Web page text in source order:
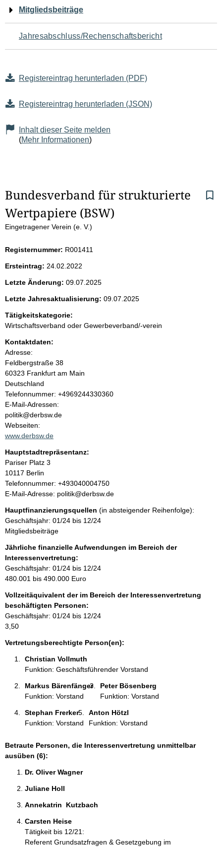
Mitgliedsbeiträge
Jahresabschluss/Rechenschaftsbericht
Registereintrag herunterladen (PDF)
Registereintrag herunterladen (JSON)
Inhalt dieser Seite melden
(Mehr Informationen)
S
e
t
e
n
i
n
h
a
l
t
Bundesverband für strukturierte
Wertpapiere (BSW)
Eingetragener Verein (e. V.)
Registernummer: R001411
Ersteintrag: 24.02.2022
Letzte Änderung: 09.07.2025
Letzte Jahresaktualisierung: 09.07.2025
Tätigkeitskategorie:
Wirtschaftsverband oder Gewerbeverband/-verein
Kontaktdaten:
Adresse:
Feldbergstraße 38
60323 Frankfurt am Main
Deutschland
K
o
n
t
a
t
i
n
o
r
m
a
i
o
n
e
n
:
Telefonnummer: +4969244330360
E-Mail-Adressen:
politik@derbsw.de
Webseiten:
www.derbsw.de
Hauptstadtrepräsentanz:
A
d
r
e
s
e
Pariser Platz 3
10117 Berlin
K
o
t
a
k
t
i
n
f
r
m
a
t
i
Telefonnummer: +493040004750
E-Mail-Adresse: politik@derbsw.de
Hauptfinanzierungsquellen (in absteigender Reihenfolge):
Geschäftsjahr: 01/24 bis 12/24
Mitgliedsbeiträge
Jährliche finanzielle Aufwendungen im Bereich der
Interessenvertretung:
Geschäftsjahr: 01/24 bis 12/24
480.001 bis 490.000 Euro
Vollzeitäquivalent der im Bereich der Interessenvertretung
beschäftigten Personen:
Geschäftsjahr: 01/24 bis 12/24
3,50
Vertretungsberechtigte Person(en):
Christian Vollmuth
Funktion: Geschäftsführender Vorstand
Markus Bärenfänger
Funktion: Vorstand
Peter Bösenberg
Funktion: Vorstand
Stephan Frerker
Funktion: Vorstand
Anton Hötzl
Funktion: Vorstand
Betraute Personen, die Interessenvertretung unmittelbar
ausüben (6):
Dr. Oliver Wagner
Juliane Holl
Annekatrin  Kutzbach
Carsten Heise
Tätigkeit bis 12/21:
Referent Grundsatzfragen & Gesetzgebung im